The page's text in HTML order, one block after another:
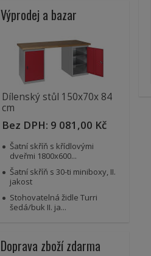
Výprodej a bazar
Dílenský stůl 150x70x 84
cm
Bez DPH: 9 081,00 Kč
Šatní skříň s křídlovými
dveřmi 1800x600...
Šatní skříň s 30-ti miniboxy, II.
jakost
Stohovatelná židle Turri
šedá/buk II. ja...
Doprava zboží zdarma